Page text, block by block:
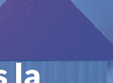
la